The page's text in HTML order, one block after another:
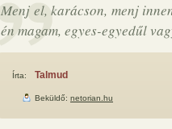
Menj el, karácson, menj
én magam, egyes-egyedűl
Írta: Talmud
Beküldő: netorian.hu